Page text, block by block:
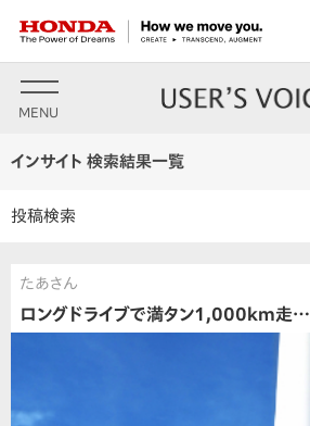
MENU
インサイト 検索結果一覧
投稿検索
たあさん
ロングドライブで満タン1,000km走…